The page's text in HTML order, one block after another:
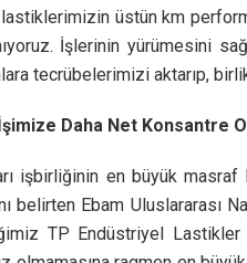
üstün km
İşlerinin yürümesini
tecrübelerimizi aktarıp,
Daha Net Konsantre
işbirliğinin en büyük
belirten Ebam
TP Endüstriyel